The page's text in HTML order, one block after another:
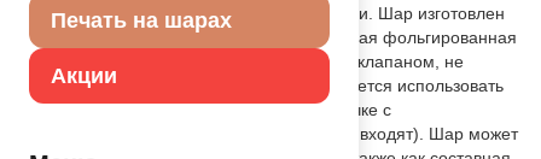
Печать на шарах
Акции
сделать креативные и яркие фотографии. Шар изготовлен
из качественных материалов (полимерная фольгированная
пленка), снабжен самозакрывающимся клапаном, не
требует запайки. Для надува рекомендуется использовать
воздух. Шар можно разместить на палочке с
использованием розетки (в комплект не входят). Шар может